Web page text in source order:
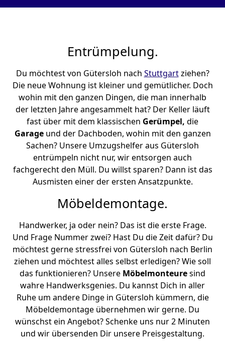
Entrümpelung.
Du möchtest von Gütersloh nach Stuttgartziehen?
Die neue Wohnung ist kleiner und gemütlicher. Doch
wohin mit den ganzen Dingen, die man innerhalb
der letzten Jahre angesammelt hat? Der Keller läuft
fast über mit dem klassischen Gerümpel, die
Garageund der Dachboden, wohin mit den ganzen
Sachen? Unsere Umzugshelfer aus Gütersloh
entrümpeln nicht nur, wir entsorgen auch
fachgerecht den Müll. Du willst sparen? Dann ist das
Ausmisten einer der ersten Ansatzpunkte.
Möbeldemontage.
Handwerker, ja oder nein? Das ist die erste Frage.
Und Frage Nummer zwei? Hast Du die Zeit dafür? Du
möchtest gerne stressfrei von Gütersloh nach Berlin
ziehen und möchtest alles selbst erledigen? Wie soll
das funktionieren? Unsere Möbelmonteuresind
wahre Handwerksgenies. Du kannst Dich in aller
Ruhe um andere Dinge in Gütersloh kümmern, die
Möbeldemontage übernehmen wir gerne. Du
wünschst ein Angebot? Schenke uns nur 2 Minuten
und wir übersenden Dir unsere Preisgestaltung.